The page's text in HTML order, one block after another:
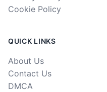
Cookie Policy
QUICK LINKS
About Us
Contact Us
DMCA